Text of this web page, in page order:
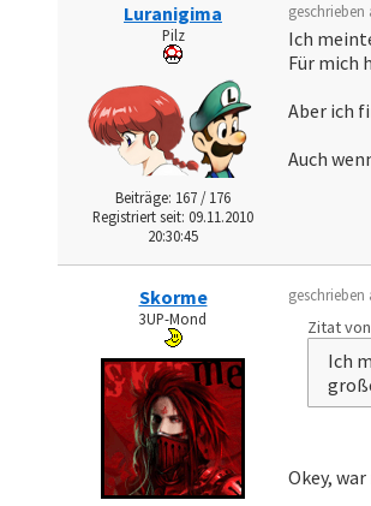
Luranigima
Pilz
Beiträge: 167 / 176
Registriert seit: 09.11.2010
20:30:45
geschrieben
Ich
Für mich
Aber ich
Auch
Skorme
3UP-Mond
geschrieben
Zitat
Ich
Okey,